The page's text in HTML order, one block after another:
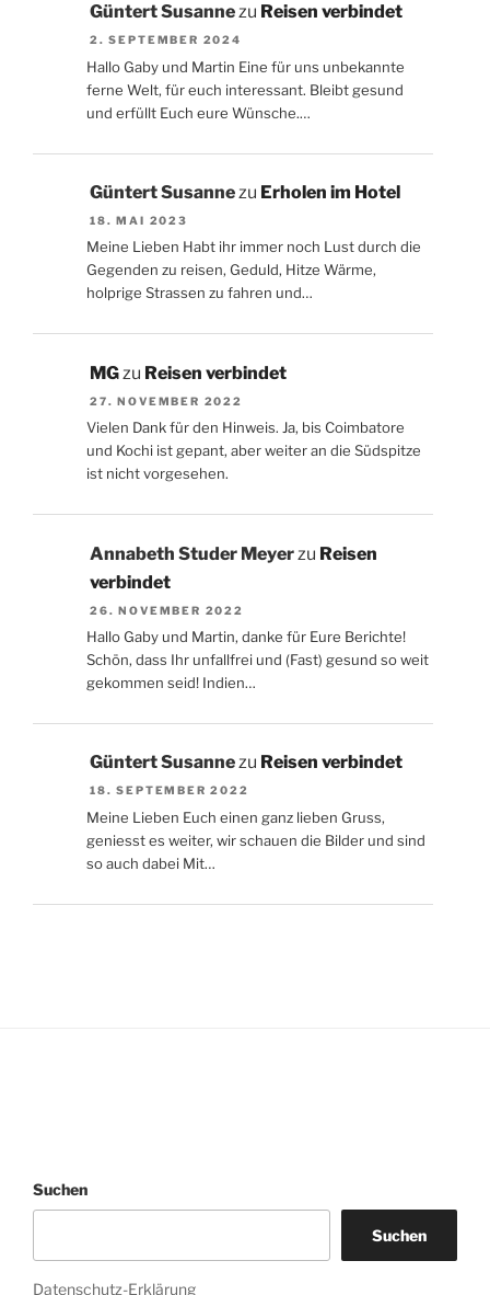
Güntert Susannezu Reisen verbindet
2. SEPTEMBER 2024
Hallo Gaby und Martin Eine für uns unbekannte
ferne Welt, für euch interessant. Bleibt gesund
und erfüllt Euch eure Wünsche.…
Güntert Susannezu Erholen im Hotel
18. MAI 2023
Meine Lieben Habt ihr immer noch Lust durch die
Gegenden zu reisen, Geduld, Hitze Wärme,
holprige Strassen zu fahren und…
MG zu Reisen verbindet
27. NOVEMBER 2022
Vielen Dank für den Hinweis. Ja, bis Coimbatore
und Kochi ist gepant, aber weiter an die Südspitze
ist nicht vorgesehen.
Annabeth Studer Meyer zu Reisen
verbindet
26. NOVEMBER 2022
Hallo Gaby und Martin, danke für Eure Berichte!
Schön, dass Ihr unfallfrei und (Fast) gesund so weit
gekommen seid! Indien…
Güntert Susannezu Reisen verbindet
18. SEPTEMBER 2022
Meine Lieben Euch einen ganz lieben Gruss,
geniesst es weiter, wir schauen die Bilder und sind
so auch dabei Mit…
Suchen
Suchen
Datenschutz-Erklärung